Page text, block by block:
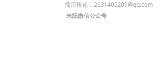
简历投递：2631405209@qq.com
米阳微信公众号